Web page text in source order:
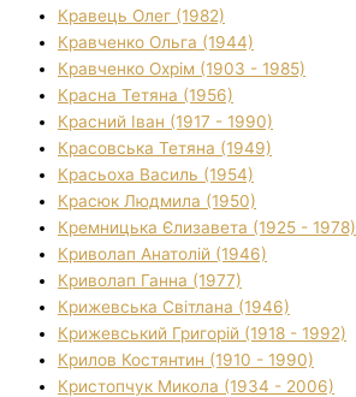
Кравець Олег (1982)
Кравченко Ольга (1944)
Кравченко Охрім (1903 - 1985)
Красна Тетяна (1956)
Красний Іван (1917 - 1990)
Красовська Тетяна (1949)
Красьоха Василь (1954)
Красюк Людмила (1950)
Кремницька Єлизавета (1925 - 1978)
Криволап Анатолій (1946)
Криволап Ганна (1977)
Крижевська Світлана (1946)
Крижевський Григорій (1918 - 1992)
Крилов Костянтин (1910 - 1990)
Кристопчук Микола (1934 - 2006)